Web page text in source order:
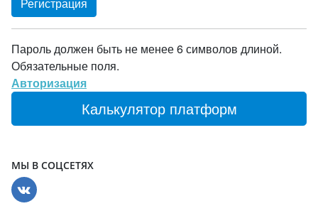
Пароль должен быть не менее 6 символов длиной.
Обязательные поля.
Авторизация
Калькулятор платформ
МЫ В СОЦСЕТЯХ